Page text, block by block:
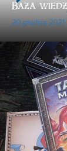
Baza
20 grudnia 2021